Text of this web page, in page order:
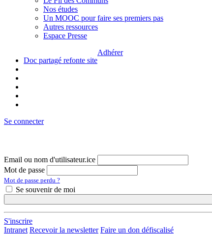
Nos études
Un MOOC pour faire ses premiers pas
Autres ressources
Espace Presse
Doc partagé refonte site
Adhérer
Se connecter
Email ou nom d'utilisateur.ice
Mot de passe
Mot de passe perdu ?
Se souvenir de moi
S'inscrire
Intranet Recevoir la newsletter Faire un don défiscalisé